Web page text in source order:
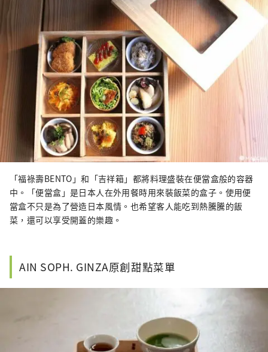
「福祿壽BENTO」和「吉祥箱」都將料理盛裝在便當盒般的容器
中。「便當盒」是日本人在外用餐時用來裝飯菜的盒子。使用便
當盒不只是為了營造日本風情。也希望客人能吃到熱騰騰的飯
菜，還可以享受開蓋的樂趣。
AIN SOPH. GINZA原創甜點菜單